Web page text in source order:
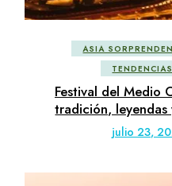
ASIA
Festival del Medio
tradición,
julio 23,